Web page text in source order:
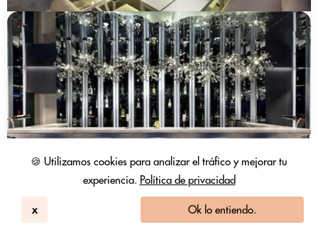
🍪 Utilizamos cookies para analizar el tráfico y mejorar tu
experiencia. Política de privacidad
x Ok lo entiendo.